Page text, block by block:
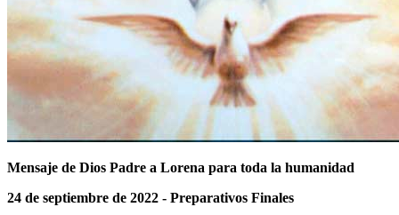
Mensaje de Dios Padre a Lorena para toda la humanidad
24 de septiembre de 2022 - Preparativos Finales